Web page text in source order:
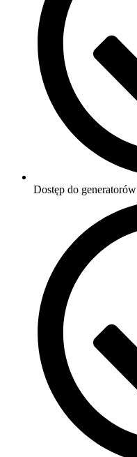
Dostęp do generatorów